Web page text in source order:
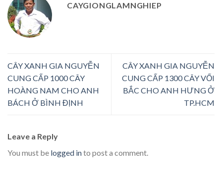
CAYGIONGLAMNGHIEP
CÂY XANH GIA NGUYỄN
CUNG CẤP 1000 CÂY
HOÀNG NAM CHO ANH
BÁCH Ở BÌNH ĐỊNH
CÂY XANH GIA NGUYỄN
CUNG CẤP 1300 CÂY VỐI
BẮC CHO ANH HƯNG Ở
TP.HCM
Leave a Reply
You must be logged into post a comment.